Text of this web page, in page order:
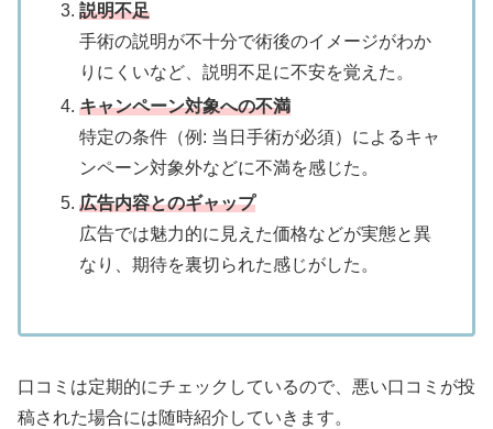
説明不足
手術の説明が不十分で術後のイメージがわか
りにくいなど、説明不足に不安を覚えた。
キャンペーン対象への不満
特定の条件（例: 当日手術が必須）によるキャ
ンペーン対象外などに不満を感じた。
広告内容とのギャップ
広告では魅力的に見えた価格などが実態と異
なり、期待を裏切られた感じがした。
口コミは定期的にチェックしているので、悪い口コミが投
稿された場合には随時紹介していきます。